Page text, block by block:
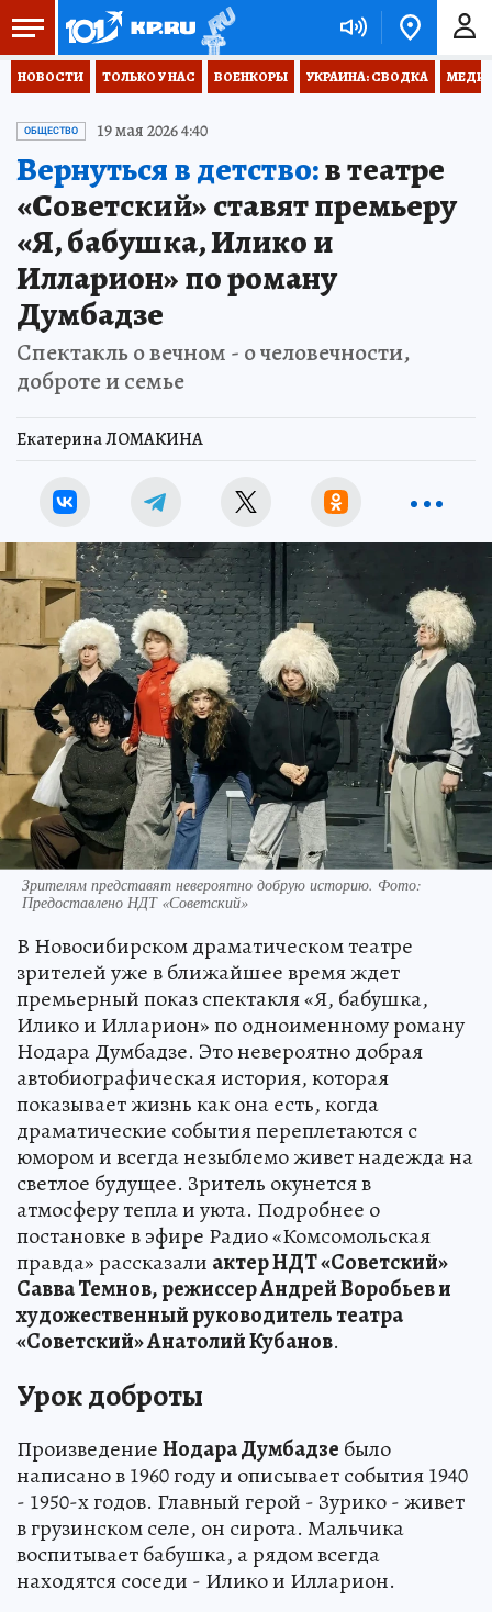
НОВОСТИ ТОЛЬКО У НАС ВОЕНКОРЫ УКРАИНА: СВОДКА
ОБЩЕСТВО 19 мая 2026 4:40
Вернуться в детство:в театре
«Советский» ставят премьеру
«Я, бабушка, Илико и
Илларион» по роману
Думбадзе
Спектакль о вечном - о человечности,
доброте и семье
Екатерина ЛОМАКИНА
Зрителям представят невероятно добрую историю. Фото:
Предоставлено НДТ «Советский»
В Новосибирском драматическом театре
зрителей уже в ближайшее время ждет
премьерный показ спектакля «Я, бабушка,
Илико и Илларион» по одноименному роману
Нодара Думбадзе. Это невероятно добрая
автобиографическая история, которая
показывает жизнь как она есть, когда
драматические события переплетаются с
юмором и всегда незыблемо живет надежда на
светлое будущее. Зритель окунется в
атмосферу тепла и уюта. Подробнее о
постановке в эфире Радио «Комсомольская
правда» рассказали актер НДТ «Советский»
Савва Темнов, режиссер Андрей Воробьев и
художественный руководитель театра
«Советский» Анатолий Кубанов.
Урок доброты
ПроизведениеНодара Думбадзе было
написано в 1960 году и описывает события 1940
- 1950-х годов. Главный герой - Зурико - живет
в грузинском селе, он сирота. Мальчика
воспитывает бабушка, а рядом всегда
находятся соседи - Илико и Илларион.